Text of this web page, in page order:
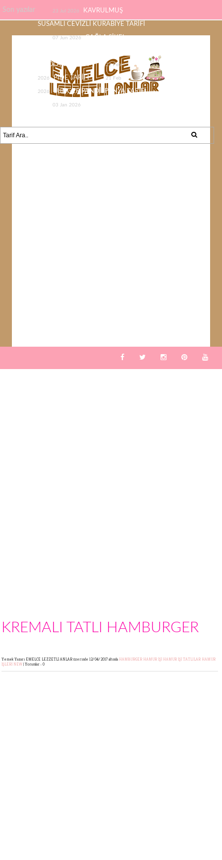
Son yazılar 23 Jul 2026 KAVRULMUŞ
SUSAMLI CEVİZLİ KURABİYE TARİFİ
07 Jun 2026 ÇAĞLA ŞİKEL
ÇİKOLATA TARİFİ 22 Feb
2026 PİDE TARİFİ 21 Feb
2026 SÜNGER PANDİSPANYA TARİFİ
03 Jan 2026
KREMALI TATLI HAMBURGER
Yemek Yazarı EMELCE LEZZETLİ ANLARüzerinde 12/04/2017 altında HAMBURGER HAMUR İŞİ HAMUR İŞİ TATLILAR HAMUR
İŞLERİ NEW | Yorumlar : 0